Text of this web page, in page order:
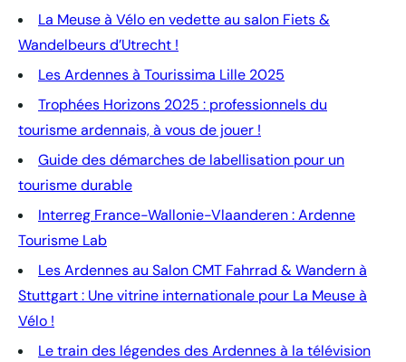
La Meuse à Vélo en vedette au salon Fiets &
Wandelbeurs d’Utrecht !
Les Ardennes à Tourissima Lille 2025
Trophées Horizons 2025 : professionnels du
tourisme ardennais, à vous de jouer !
Guide des démarches de labellisation pour un
tourisme durable
Interreg France-Wallonie-Vlaanderen : Ardenne
Tourisme Lab
Les Ardennes au Salon CMT Fahrrad & Wandern à
Stuttgart : Une vitrine internationale pour La Meuse à
Vélo !
Le train des légendes des Ardennes à la télévision